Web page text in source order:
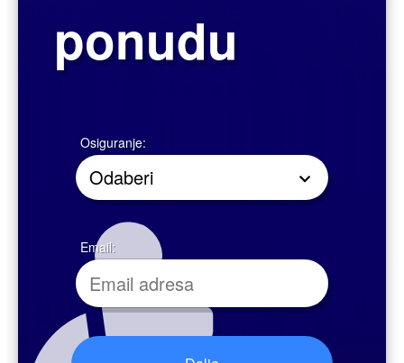
Paketi dopunskih osiguranja kao financijska pomoć za liječenje:
Paket A: Isplata dodatnog iznosa u slučaju invaliditeta i naknade za
boravak u bolnici uslijed nezgode.
Paket Z: Isplata dodatnih iznosa u slučaju nastanka tri najčešće ozbiljne